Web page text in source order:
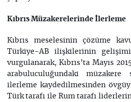
Kıbrıs Müzakerelerinde İlerleme
Kıbrıs meselesinin çözüme
Türkiye-AB ilişkilerinin
vurgulanarak, Kıbrıs’ta Mayıs
arabuluculuğundaki müzakere
ilerleme kaydedilmesinden
Türk tarafı ile Rum tarafı